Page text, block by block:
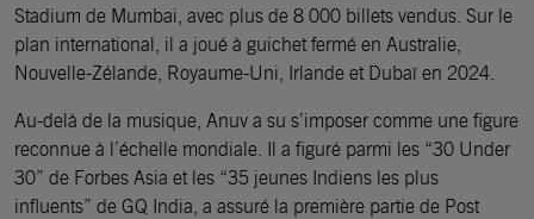
Stadium de Mumbai, avec plus de 8 000 billets vendus. Sur le
plan international, il a joué à guichet fermé en Australie,
Nouvelle-Zélande, Royaume-Uni, Irlande et Dubaï en 2024.
Au-delà de la musique, Anuv a su s’imposer comme une figure
reconnue à l’échelle mondiale. Il a figuré parmi les “30 Under
30” de Forbes Asia et les “35 jeunes Indiens les plus
influents” de GQ India, a assuré la première partie de Post